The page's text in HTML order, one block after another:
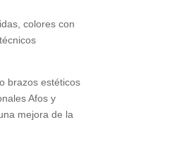
colores con
brazos estéticos
Afos y
mejora de la